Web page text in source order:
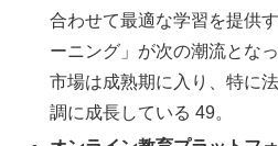
合わせて最適な学習を提供
ーニング」が次の潮流とな
市場は成熟期に入り、特に
調に成長している 49。